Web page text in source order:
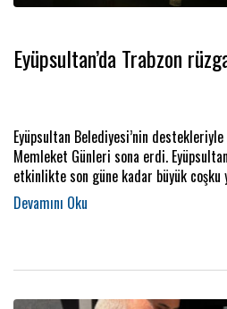
Eyüpsultan’da Trabzon
Eyüpsultan Belediyesi’nin
Memleket Günleri sona erdi.
etkinlikte son güne kadar büyük coşku
gününde ise sahneye çıkan gelin
vurdu.